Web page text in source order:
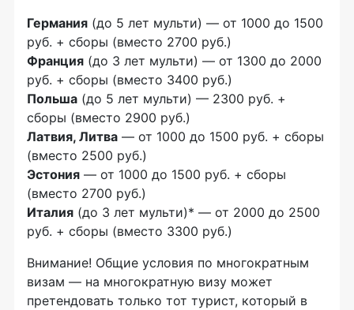
Германия (до 5 лет мульти) — от 1000 до 1500
руб. + сборы (вместо 2700 руб.)
Франция (до 3 лет мульти) — от 1300 до 2000
руб. + сборы (вместо 3400 руб.)
Польша (до 5 лет мульти) — 2300 руб. +
сборы (вместо 2900 руб.)
Латвия, Литва — от 1000 до 1500 руб. + сборы
(вместо 2500 руб.)
Эстония — от 1000 до 1500 руб. + сборы
(вместо 2700 руб.)
Италия (до 3 лет мульти)* — от 2000 до 2500
руб. + сборы (вместо 3300 руб.)
Внимание! Общие условия по многократным
визам — на многократную визу может
претендовать только тот турист, который в